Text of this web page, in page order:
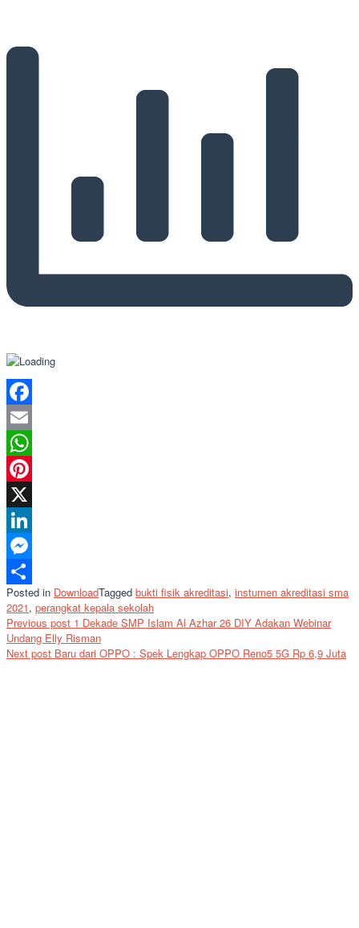
Facebook
Email
WhatsApp
Pinterest
X
LinkedIn
Messenger
Share
Posted in DownloadTagged bukti fisik akreditasi, instumen akreditasi sma
2021, perangkat kepala sekolah
Post
navigation
Previous post 1 Dekade SMP Islam Al Azhar 26 DIY Adakan Webinar
Undang Elly Risman
Next post Baru dari OPPO : Spek Lengkap OPPO Reno5 5G Rp 6,9 Juta